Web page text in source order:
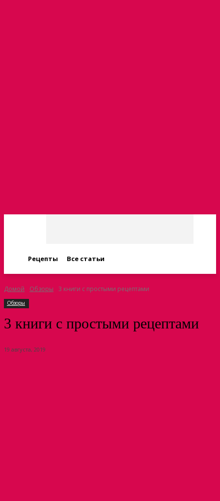
Рецепты Все статьи
Домой Обзоры 3 книги с простыми рецептами
Обзоры
3 книги с простыми рецептами
19 августа, 2019